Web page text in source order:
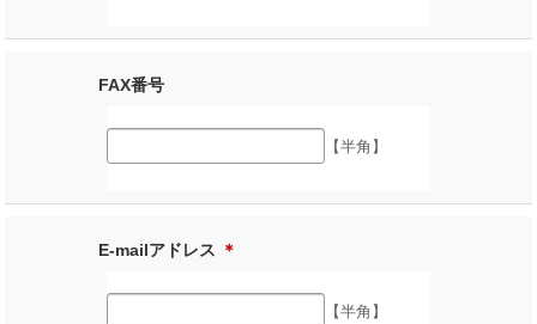
FAX番号
【半角】
E-mailアドレス ＊
【半角】